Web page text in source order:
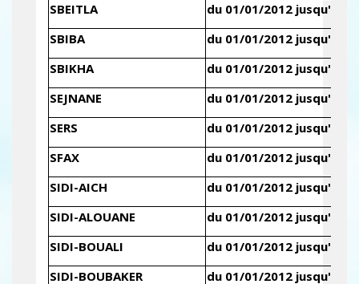
SBEITLA
du 01/01/2012 jusqu'au
SBIBA
du 01/01/2012 jusqu'au
SBIKHA
du 01/01/2012 jusqu'au
SEJNANE
du 01/01/2012 jusqu'au
SERS
du 01/01/2012 jusqu'au
SFAX
du 01/01/2012 jusqu'au
SIDI-AICH
du 01/01/2012 jusqu'au
SIDI-ALOUANE
du 01/01/2012 jusqu'au
SIDI-BOUALI
du 01/01/2012 jusqu'au
SIDI-BOUBAKER
du 01/01/2012 jusqu'au